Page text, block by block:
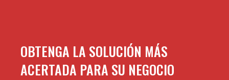
OBTENGA LA SOLUCIÓN MÁS
ACERTADA PARA SU NEGOCIO